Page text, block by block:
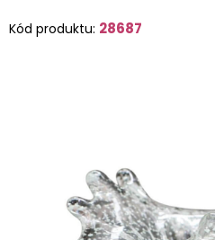
Kód produktu: 28687